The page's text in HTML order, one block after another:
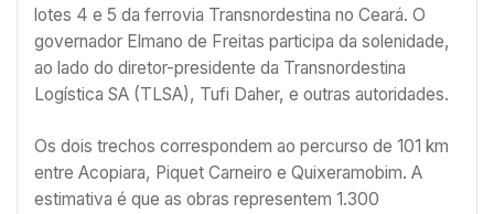
lotes 4 e 5 da ferrovia Transnordestina no Ceará. O
governador Elmano de Freitas participa da solenidade,
ao lado do diretor-presidente da Transnordestina
Logística SA (TLSA), Tufi Daher, e outras autoridades.
Os dois trechos correspondem ao percurso de 101 km
entre Acopiara, Piquet Carneiro e Quixeramobim. A
estimativa é que as obras representem 1.300